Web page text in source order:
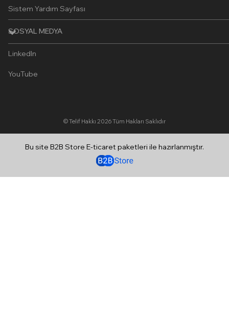
Sistem Yardım Sayfası
SOSYAL MEDYA
LinkedIn
YouTube
© Telif Hakkı 2026Tüm Hakları Saklıdır
Bu site B2B Store E-ticaret paketleri ile hazırlanmıştır.